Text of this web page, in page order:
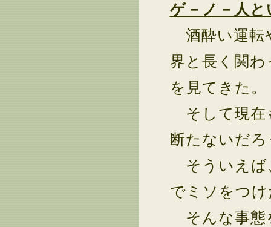
ゲ－ノ－人
酒酔い運転
界と長く関
を見てきた。
そして現在
断たないだ
そういえば
でミソをつ
そんな事態